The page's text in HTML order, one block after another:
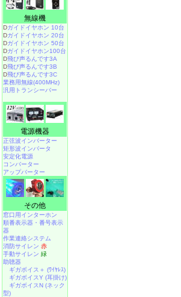
無線機
Dガイドイヤホン 10台
Dガイドイヤホン 20台
Dガイドイヤホン 50台
Dガイドイヤホン100台
D飛び声るんです3A
D飛び声るんです3B
D飛び声るんです3C
業務用無線(400MHz)
汎用トランシーバー
電源機器
正弦波インバーター
矩形波インバータ
安定化電源
コンバーター
アップバーター
その他
窓口用インターホン
順番表示器・番号表示
器
作業連絡システム
消防サイレン 赤
手動サイレン 緑
助聴器
ギガボイス＋ (ﾜｲﾔﾚｽ)
ギガボイスY (耳掛け)
ギガボイスN (ネック
型)